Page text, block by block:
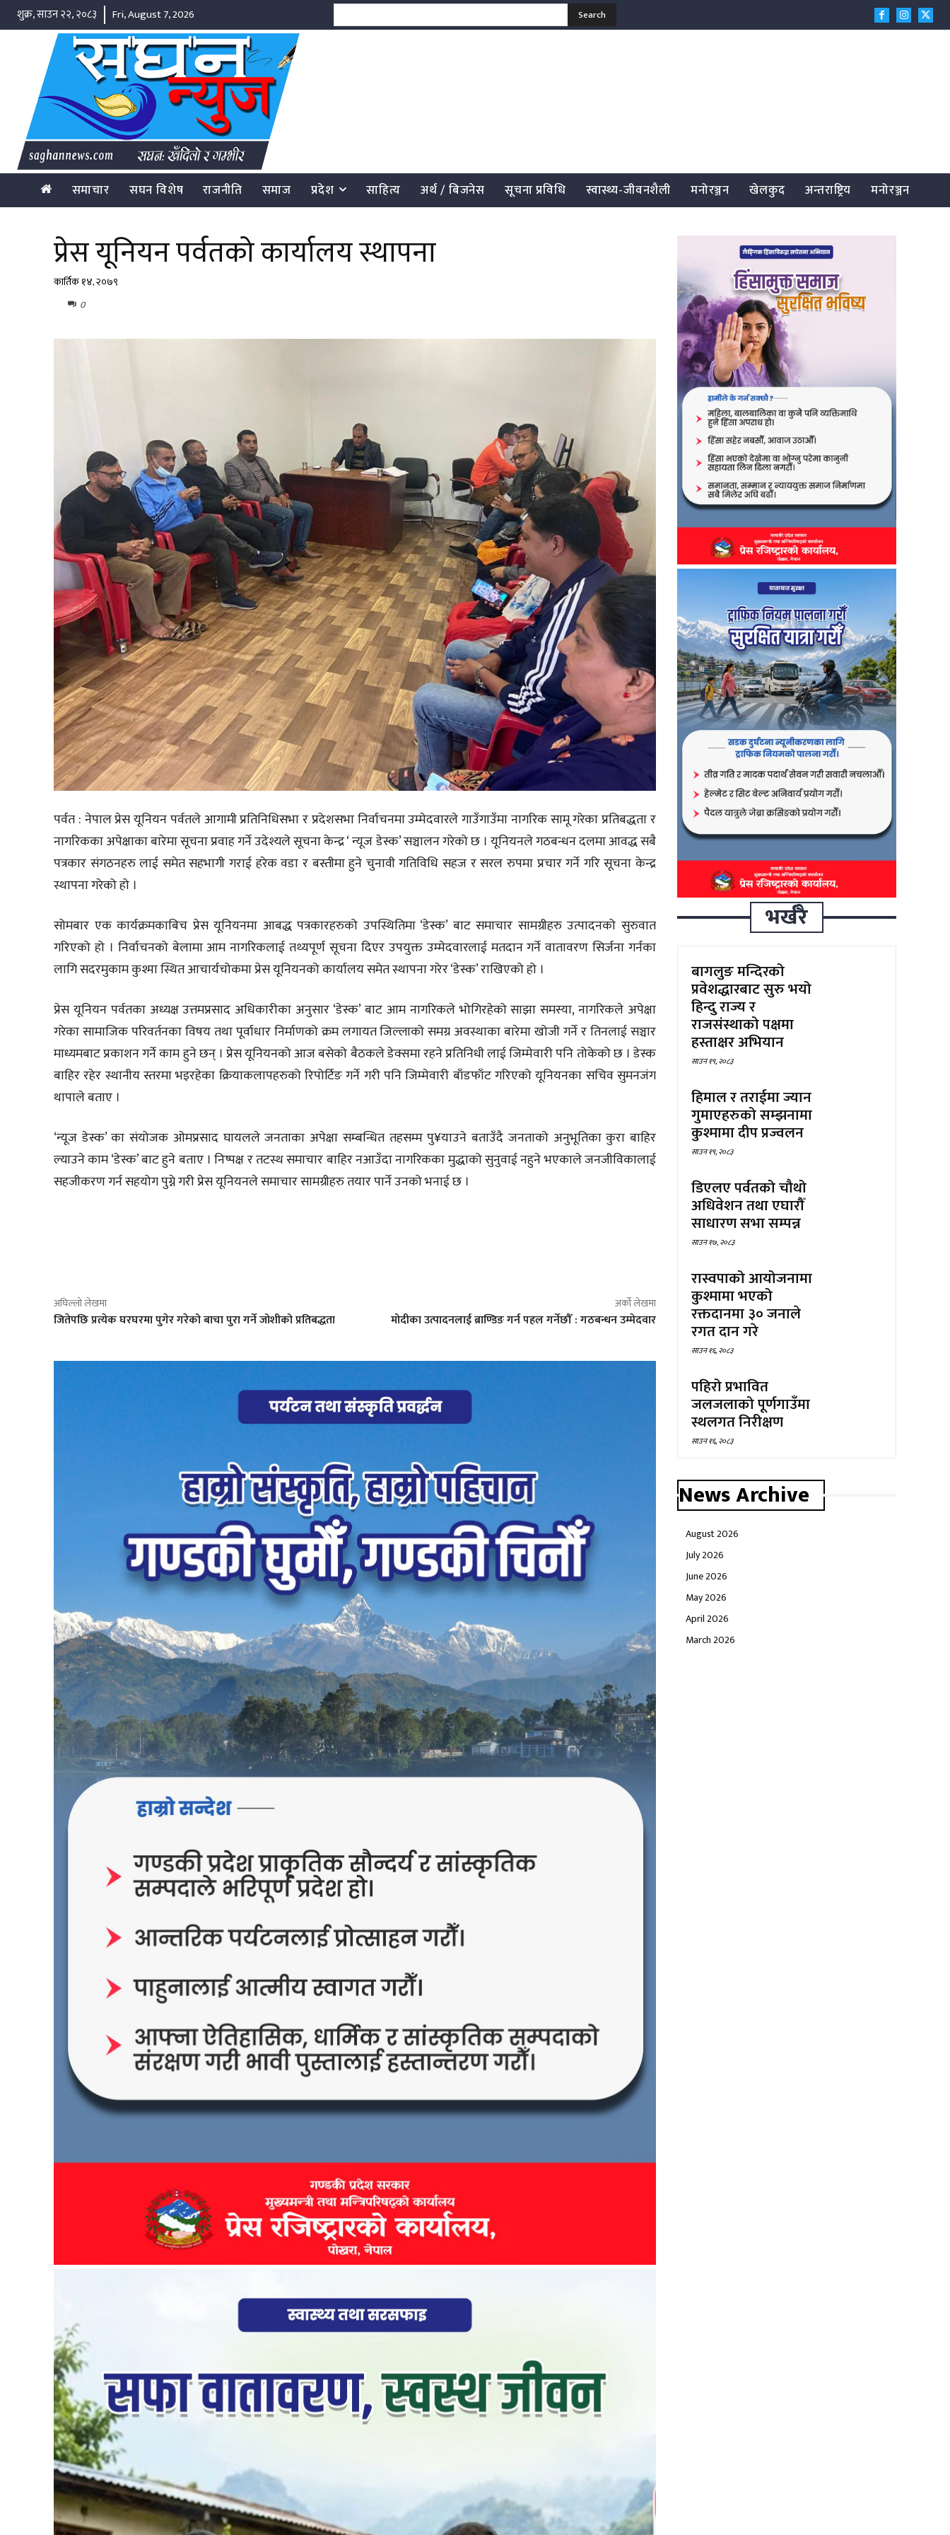
शुक्र, साउन २२, २०८३ Fri, August 7, 2026 Search
समाचार सघन विशेष राजनीति समाज प्रदेश साहित्य अर्थ / बिजनेस सूचना प्रविधि स्वास्थ्य-जीवनशैली मनोरञ्जन खेलकुद अन्तराष्ट्रिय मनोरञ्जन
प्रेस यूनियन पर्वतको कार्यालय स्थापना
कार्तिक १४, २०७९
0
पर्वत : नेपाल प्रेस यूनियन पर्वतले आगामी प्रतिनिधिसभा र प्रदेशसभा निर्वाचनमा उम्मेदवारले गाउँगाउँमा नागरिक सामू गरेका प्रतिबद्धता र
नागरिकका अपेक्षाका बारेमा सूचना प्रवाह गर्ने उदेश्यले सूचना केन्द्र ‘ न्यूज डेस्क’ सञ्चालन गरेको छ । यूनियनले गठबन्धन दलमा आवद्ध सबै
पत्रकार संगठनहरु लाई समेत सहभागी गराई हरेक वडा र बस्तीमा हुने चुनावी गतिविधि सहज र सरल रुपमा प्रचार गर्ने गरि सूचना केन्द्र
स्थापना गरेको हो ।
सोमबार एक कार्यक्रमकाबिच प्रेस यूनियनमा आबद्ध पत्रकारहरुको उपस्थितिमा ‘डेस्क’ बाट समाचार सामग्रीहरु उत्पादनको सुरुवात
गरिएको हो । निर्वाचनको बेलामा आम नागरिकलाई तथ्यपूर्ण सूचना दिएर उपयुक्त उम्मेदवारलाई मतदान गर्ने वातावरण सिर्जना गर्नका
लागि सदरमुकाम कुश्मा स्थित आचार्यचोकमा प्रेस यूनियनको कार्यालय समेत स्थापना गरेर ‘डेस्क’ राखिएको हो ।
प्रेस यूनियन पर्वतका अध्यक्ष उत्तमप्रसाद अधिकारीका अनुसार ‘डेस्क’ बाट आम नागरिकले भोगिरहेको साझा समस्या, नागरिकले अपेक्षा
गरेका सामाजिक परिवर्तनका विषय तथा पूर्वाधार निर्माणको क्रम लगायत जिल्लाको समग्र अवस्थाका बारेमा खोजी गर्ने र तिनलाई सञ्चार
माध्यमबाट प्रकाशन गर्ने काम हुने छन् । प्रेस यूनियनको आज बसेको बैठकले डेक्समा रहने प्रतिनिधी लाई जिम्मेवारी पनि तोकेको छ । डेस्क
बाहिर रहेर स्थानीय स्तरमा भइरहेका क्रियाकलापहरुको रिपोर्टिङ गर्ने गरी पनि जिम्मेवारी बाँडफाँट गरिएको यूनियनका सचिव सुमनजंग
थापाले बताए ।
‘न्यूज डेस्क’ का संयोजक ओमप्रसाद घायलले जनताका अपेक्षा सम्बन्धित तहसम्म पु¥याउने बताउँदै जनताको अनुभूतिका कुरा बाहिर
ल्याउने काम ‘डेस्क’ बाट हुने बताए । निष्पक्ष र तटस्थ समाचार बाहिर नआउँदा नागरिकका मुद्धाको सुनुवाई नहुने भएकाले जनजीविकालाई
सहजीकरण गर्न सहयोग पुग्ने गरी प्रेस यूनियनले समाचार सामग्रीहरु तयार पार्ने उनको भनाई छ ।
अघिल्लो लेखमा
जितेपछि प्रत्येक घरघरमा पुगेर गरेको बाचा पुरा गर्ने जोशीको प्रतिबद्धता
अर्को लेखमा
मोदीका उत्पादनलाई ब्राण्डिङ गर्न पहल गर्नेछौँ : गठबन्धन उम्मेदवार
भर्खरै
बागलुङ मन्दिरको
प्रवेशद्धारबाट सुरु भयो
हिन्दु राज्य र
राजसंस्थाको पक्षमा
हस्ताक्षर अभियान
साउन १९, २०८३
हिमाल र तराईमा ज्यान
गुमाएहरुको सम्झनामा
कुश्मामा दीप प्रज्वलन
साउन १९, २०८३
डिएलए पर्वतको चौथो
अधिवेशन तथा एघारौँ
साधारण सभा सम्पन्न
साउन १७, २०८३
रास्वपाको आयोजनामा
कुश्मामा भएको
रक्तदानमा ३० जनाले
रगत दान गरे
साउन १६, २०८३
पहिरो प्रभावित
जलजलाको पूर्णगाउँमा
स्थलगत निरीक्षण
साउन १६, २०८३
News Archive
August 2026
July 2026
June 2026
May 2026
April 2026
March 2026